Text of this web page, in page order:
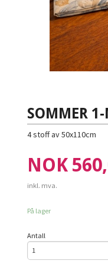
SOMMER
4 stoff av 50x110cm
Pris
NOK
inkl. mva.
På lager
Antall